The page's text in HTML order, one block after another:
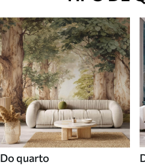
Do quarto